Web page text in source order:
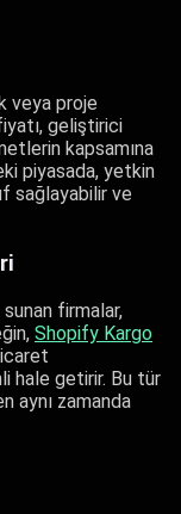
veya proje
geliştirici
kapsamına
piyasada, yetkin
sağlayabilir ve
firmalar,
Shopify Kargo
hale getirir. Bu tür
aynı zamanda